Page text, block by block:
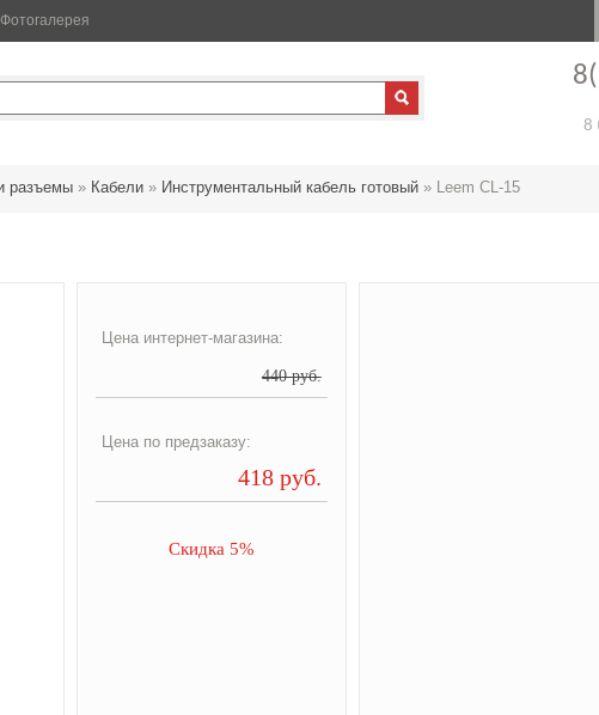
Фотогалерея
8
разъемы » Кабели » Инструментальный кабель готовый » Leem CL-15
Цена интернет-магазина:
440 руб.
Цена по предзаказу:
418 руб.
Скидка 5%